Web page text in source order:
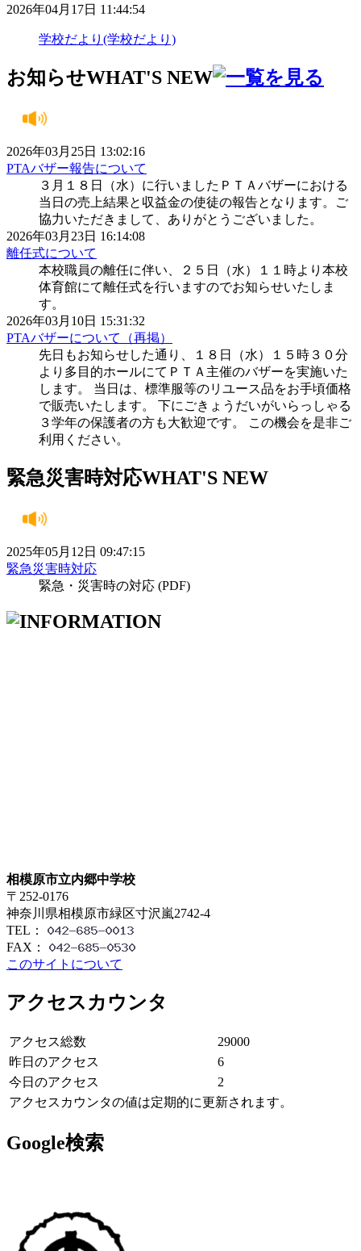
2026年04月17日 11:44:54
学校だより(学校だより)
お知らせWHAT'S NEW
2026年03月25日 13:02:16
PTAバザー報告について
３月１８日（水）に行いましたＰＴＡバザーにおける
当日の売上結果と収益金の使徒の報告となります。ご
協力いただきまして、ありがとうございました。
2026年03月23日 16:14:08
離任式について
本校職員の離任に伴い、２５日（水）１１時より本校
体育館にて離任式を行いますのでお知らせいたしま
す。
2026年03月10日 15:31:32
PTAバザーについて（再掲）
先日もお知らせした通り、１８日（水）１５時３０分
より多目的ホールにてＰＴＡ主催のバザーを実施いた
します。 当日は、標準服等のリユース品をお手頃価格
で販売いたします。 下にごきょうだいがいらっしゃる
３学年の保護者の方も大歓迎です。 この機会を是非ご
利用ください。
緊急災害時対応WHAT'S NEW
2025年05月12日 09:47:15
緊急災害時対応
緊急・災害時の対応 (PDF)
相模原市立内郷中学校
〒252-0176
神奈川県相模原市緑区寸沢嵐2742-4
TEL：
FAX：
このサイトについて
アクセスカウンタ
アクセス総数
29000
昨日のアクセス
6
今日のアクセス
2
アクセスカウンタの値は定期的に更新されます。
Google検索